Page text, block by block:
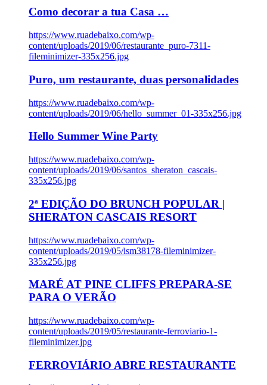
Como decorar a tua Casa …
https://www.ruadebaixo.com/wp-
content/uploads/2019/06/restaurante_puro-7311-
fileminimizer-335x256.jpg
Puro, um restaurante, duas personalidades
https://www.ruadebaixo.com/wp-
content/uploads/2019/06/hello_summer_01-335x256.jpg
Hello Summer Wine Party
https://www.ruadebaixo.com/wp-
content/uploads/2019/06/santos_sheraton_cascais-
335x256.jpg
2ª EDIÇÃO DO BRUNCH POPULAR |
SHERATON CASCAIS RESORT
https://www.ruadebaixo.com/wp-
content/uploads/2019/05/ism38178-fileminimizer-
335x256.jpg
MARÉ AT PINE CLIFFS PREPARA-SE
PARA O VERÃO
https://www.ruadebaixo.com/wp-
content/uploads/2019/05/restaurante-ferroviario-1-
fileminimizer.jpg
FERROVIÁRIO ABRE RESTAURANTE